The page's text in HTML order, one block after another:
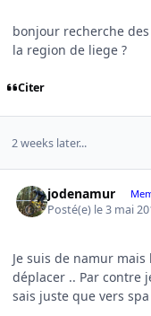
bonjour recherche
la region de liege ?
Citer
2 weeks later...
jodenamur
Posté(e) le 3 mai
Je suis de namur
déplacer .. Par contre
sais juste que vers